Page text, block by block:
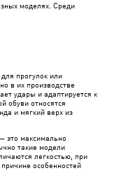
моделях. Среди
прогулок или
в их производстве
удары и адаптируется к
обуви относятся
и мягкий верх из
это максимально
такие модели
легкостью, при
особенностей